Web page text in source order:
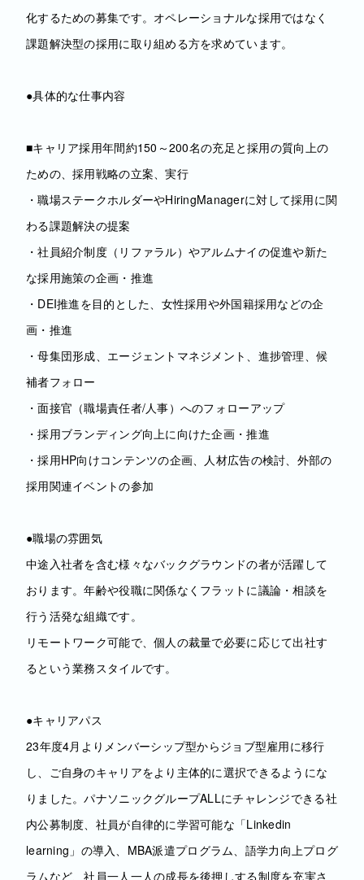
化するための募集です。オペレーショナルな採用ではなく
課題解決型の採用に取り組める方を求めています。
●具体的な仕事内容
■キャリア採用年間約150～200名の充足と採用の質向上の
ための、採用戦略の立案、実行
・職場ステークホルダーやHiringManagerに対して採用に関
わる課題解決の提案
・社員紹介制度（リファラル）やアルムナイの促進や新た
な採用施策の企画・推進
・DEI推進を目的とした、女性採用や外国籍採用などの企
画・推進
・母集団形成、エージェントマネジメント、進捗管理、候
補者フォロー
・面接官（職場責任者/人事）へのフォローアップ
・採用ブランディング向上に向けた企画・推進
・採用HP向けコンテンツの企画、人材広告の検討、外部の
採用関連イベントの参加
●職場の雰囲気
中途入社者を含む様々なバックグラウンドの者が活躍して
おります。年齢や役職に関係なくフラットに議論・相談を
行う活発な組織です。
リモートワーク可能で、個人の裁量で必要に応じて出社す
るという業務スタイルです。
●キャリアパス
23年度4月よりメンバーシップ型からジョブ型雇用に移行
し、ご自身のキャリアをより主体的に選択できるようにな
りました。パナソニックグループALLにチャレンジできる社
内公募制度、社員が自律的に学習可能な「Linkedin
learning」の導入、MBA派遣プログラム、語学力向上プログ
ラムなど、社員一人一人の成長を後押しする制度を充実さ